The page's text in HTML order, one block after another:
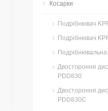
Косарки
Подрібнювач
Подрібнювач
Двостороння
PDD830
Двостороння
PDD830C